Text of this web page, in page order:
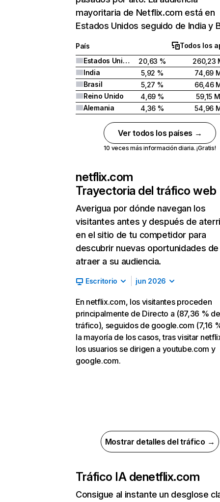
mayoritaria de Netflix.com está en
Estados Unidos seguido de India y
País
Todos los
Estados Unidos
20,63 %
260,23
India
5,92 %
74,69
Brasil
5,27 %
66,46
Reino Unido
4,69 %
59,15 M
Alemania
4,36 % 54,96
Ver todos los países →
10 veces más información diaria. ¡Gratis!
netflix.com
Trayectoria del tráfico web
Averigua por dónde navegan los
visitantes antes y después de
en el sitio de tu competidor para
descubrir nuevas oportunidades de
atraer a su audiencia.
Escritorio jun 2026
En netflix.com, los visitantes proceden
principalmente de Directo a (87,36 % de
tráfico), seguidos de google.com (7,16
la mayoría de los casos, tras visitar
los usuarios se dirigen a youtube.com y
google.com.
Mostrar detalles del tráfico →
Tráfico IA denetflix.com
Consigue al instante un desglose